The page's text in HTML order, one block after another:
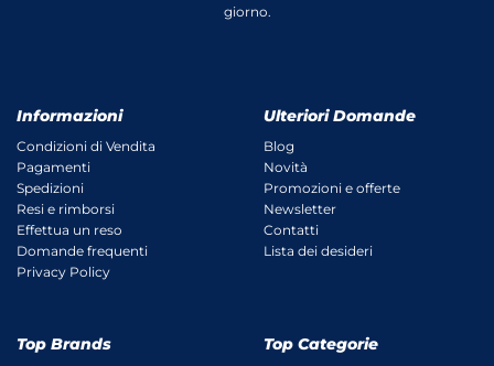
giorno.
Informazioni
Condizioni di Vendita
Pagamenti
Spedizioni
Resi e rimborsi
Effettua un reso
Domande frequenti
Privacy Policy
Ulteriori Domande
Blog
Novità
Promozioni e offerte
Newsletter
Contatti
Lista dei desideri
Top Brands Top Categorie